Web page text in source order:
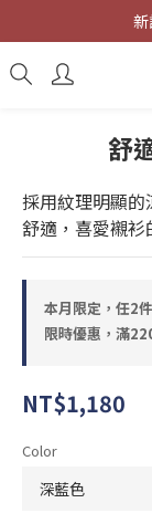
限時優惠
限時優惠
舒
採用紋理明顯
舒適，喜愛襯
本月限定，任2
限時優惠，滿
NT$1,180
Color